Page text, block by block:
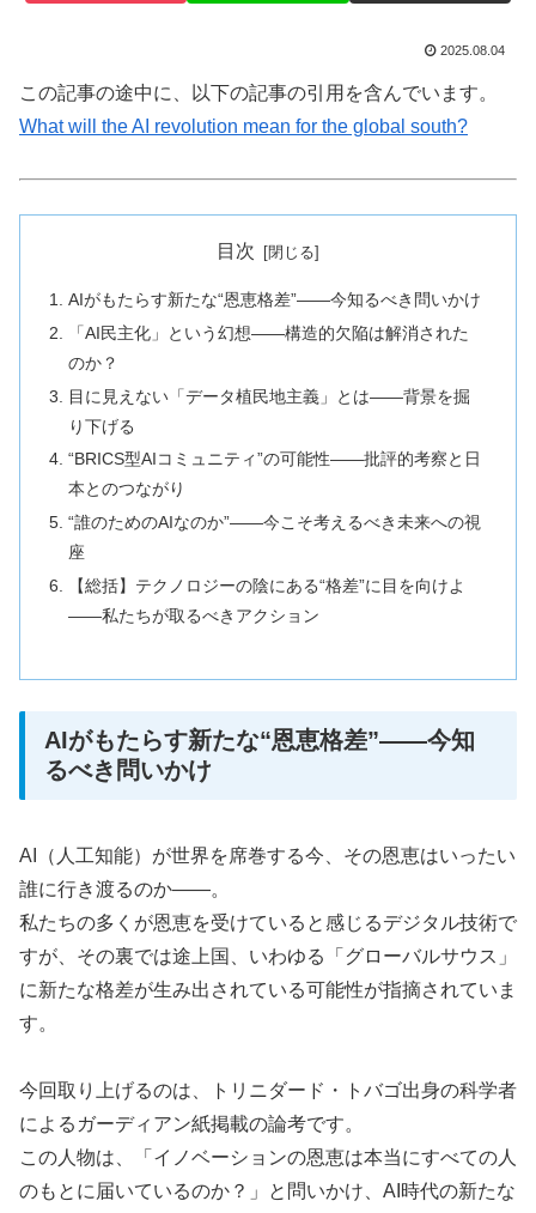
2025.08.04
この記事の途中に、以下の記事の引用を含んでいます。
What will the AI revolution mean for the global south?
目次
AIがもたらす新たな“恩恵格差”――今知るべき問いかけ
「AI民主化」という幻想――構造的欠陥は解消された
のか？
目に見えない「データ植民地主義」とは――背景を掘
り下げる
“BRICS型AIコミュニティ”の可能性――批評的考察と日
本とのつながり
“誰のためのAIなのか”――今こそ考えるべき未来への視
座
【総括】テクノロジーの陰にある“格差”に目を向けよ
――私たちが取るべきアクション
AIがもたらす新たな“恩恵格差”――今知
るべき問いかけ
AI（人工知能）が世界を席巻する今、その恩恵はいったい
誰に行き渡るのか――。
私たちの多くが恩恵を受けていると感じるデジタル技術で
すが、その裏では途上国、いわゆる「グローバルサウス」
に新たな格差が生み出されている可能性が指摘されていま
す。
今回取り上げるのは、トリニダード・トバゴ出身の科学者
によるガーディアン紙掲載の論考です。
この人物は、「イノベーションの恩恵は本当にすべての人
のもとに届いているのか？」と問いかけ、AI時代の新たな